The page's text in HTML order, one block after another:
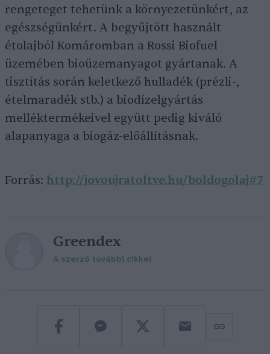
rengeteget tehetünk a környezetünkért, az
egészségünkért. A begyűjtött használt
étolajból Komáromban a Rossi Biofuel
üzemében bioüzemanyagot gyártanak. A
tisztítás során keletkező hulladék (prézli-,
ételmaradék stb.) a biodízelgyártás
melléktermékeivel együtt pedig kiváló
alapanyaga a biogáz-előállításnak.
Forrás: http://jovoujratoltve.hu/boldogolaj#7
Greendex
A szerző további cikkei